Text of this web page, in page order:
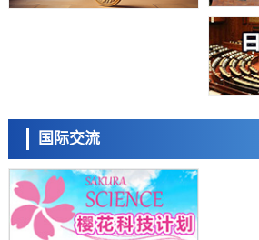
九州大学揭示夜间眼压升高机制：两种激素
证电容器可在汽车发动机等高温环境下工作
经济・社会
日本生成式AI使用者占比一年内翻倍，但与中
政策
日本修订首都直下型地震紧急对策：目标为死
化火灾防控
科学研究
国际交流
流员